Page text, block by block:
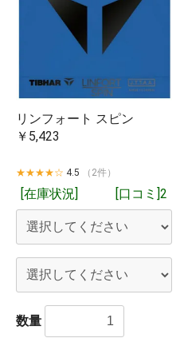
リンフォート スピン
￥5,423
★★★★☆ 4.5 （2件）
[在庫状況] [口コミ]2
数量